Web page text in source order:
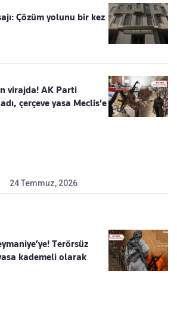
Çözüm yolunu bir kez
virajda! AK Parti
çerçeve yasa Meclis'e
24 Temmuz, 2026
Terörsüz
kademeli olarak